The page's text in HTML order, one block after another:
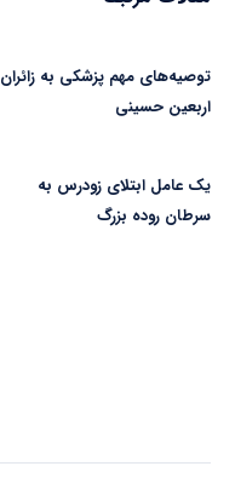
توصیه‌های مهم پزشکی به زائران
اربعین حسینی
یک عامل ابتلای زودرس به
سرطان روده بزرگ